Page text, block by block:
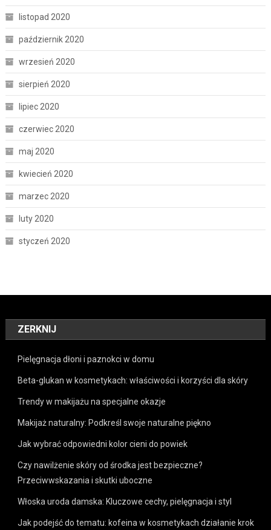
listopad 2020
październik 2020
wrzesień 2020
sierpień 2020
lipiec 2020
czerwiec 2020
maj 2020
kwiecień 2020
marzec 2020
luty 2020
styczeń 2020
ZERKNIJ
Pielęgnacja dłoni i paznokci w domu
Beta-glukan w kosmetykach: właściwości i korzyści dla skóry
Trendy w makijażu na specjalne okazje
Makijaż naturalny: Podkreśl swoje naturalne piękno
Jak wybrać odpowiedni kolor cieni do powiek
Czy nawilżenie skóry od środka jest bezpieczne?
Przeciwwskazania i skutki uboczne
Włoska uroda damska: Kluczowe cechy, pielęgnacja i styl
Jak podejść do tematu: kofeina w kosmetykach działanie krok